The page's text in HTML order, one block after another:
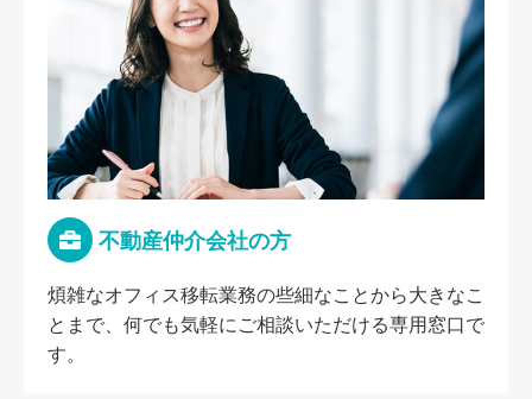
不動産仲介会社の方
煩雑なオフィス移転業務の些細なことから大きなこ
とまで、何でも気軽にご相談いただける専用窓口で
す。